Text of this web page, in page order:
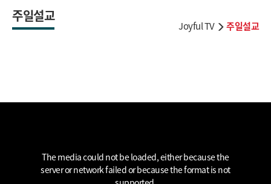
주일설교
Joyful TV 주일설교
The media could not be loaded, either because the
server or network failed or because the format is not